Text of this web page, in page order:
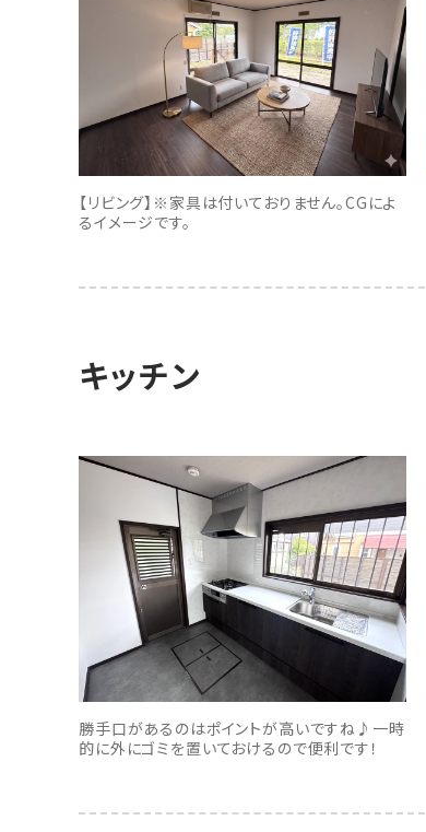
【リビング】※家具は付いておりません。CGによ
るイメージです。
キッチン
勝手口があるのはポイントが高いですね♪一時
的に外にゴミを置いておけるので便利です！